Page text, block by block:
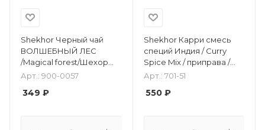
Shekhor Черный чай
ВОЛШЕБНЫЙ ЛЕС
/Magical forest/Шехор
/100 гр
Арт.: 900-0057
349 ₽
Shekhor Карри смесь
специй Индия / Curry
Spice Mix / приправа /
специи/Шехор / 100 г 3
Арт.: 701-51
550 ₽